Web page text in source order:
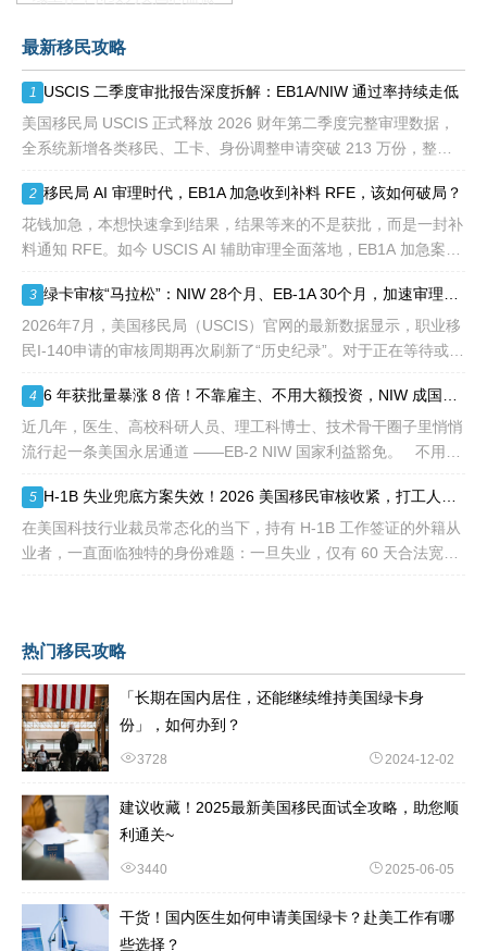
额占全球移民签证配额的
28.6%，即大约4万个移民
签证，都会用于满足"优
先"移民类别的申请。EB1A
不需要雇主支持、不用办理
等的限制，所以也愈来愈受
到中国杰出人才的青睐。
最新移民攻略
1
USCIS 二季度审批报告深度拆解：EB1A/NIW 通过率持续走低
美国移民局 USCIS 正式释放 2026 财年第二季度完整审理数据，
全系统新增各类移民、工卡、身份调整申请突破 213 万份，整体
2 移民局 AI 审理时代，EB1A 加急收到补料 RFE，该如何破局？
花钱加急，本想快速拿到结果，结果等来的不是获批，而是一封补
料通知 RFE。如今 USCIS AI 辅助审理全面落地，EB1A 加急案件
3
2026年7月，美国移民局（USCIS）官网的最新数据显示，职业移
民I-140申请的审核周期再次刷新了“历史纪录”。对于正在等待或计
说，这
4
近几年，医生、高校科研人员、理工科博士、技术骨干圈子里悄悄
流行起一条美国永居通道 ——EB-2 NIW 国家利益豁免。 不用提
5
在美国科技行业裁员常态化的当下，持有 H-1B 工作签证的外籍从
业者，一直面临独特的身份难题：一旦失业，仅有 60 天合法宽限
热门移民攻略
「长期在国内居住，还能继续维持美国绿卡身
份」，如何办到？
3728 2024-12-02
建议收藏！2025最新美国移民面试全攻略，助您顺
利通关~
3440 2025-06-05
干货！国内医生如何申请美国绿卡？赴美工作有哪
些选择？